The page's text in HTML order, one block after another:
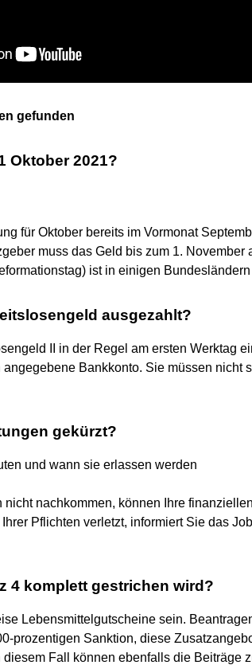
gefunden
Oktober 2021?
für Oktober bereits im Vormonat
muss das Geld bis zum 1. November
ist in einigen
ausgezahlt?
II in der Regel am ersten Werktag
angegebene Bankkonto. Sie müssen nicht
gekürzt?
und wann sie erlassen werden
nicht nachkommen, können Ihre
Pflichten verletzt, informiert Sie das
4 komplett gestrichen wird?
Lebensmittelgutscheine sein.
prozentigen Sanktion, diese
Fall können ebenfalls die Beiträge